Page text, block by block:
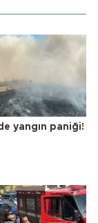
yangın paniği!